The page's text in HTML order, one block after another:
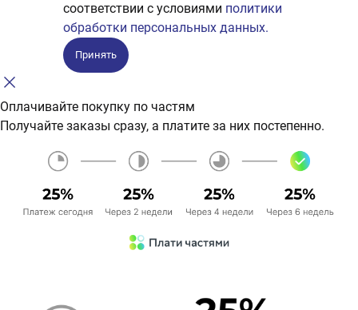
соответствии с условиями политики
обработки персональных данных.
Принять
Оплачивайте покупку по частям
Получайте заказы сразу, а платите за них постепенно.